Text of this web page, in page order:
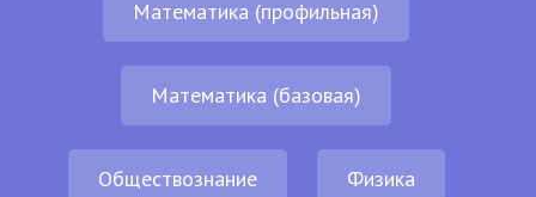
Математика (профильная)
Математика (базовая)
Обществознание Физика